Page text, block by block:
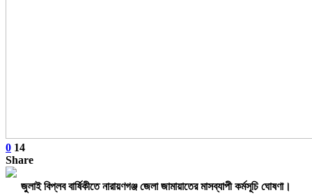
0 14
Share
জুলাই বিপ্লব বার্ষিকীতে নারায়ণগঞ্জ জেলা জামায়াতের মাসব্যাপী কর্মসূচি ঘোষণা।